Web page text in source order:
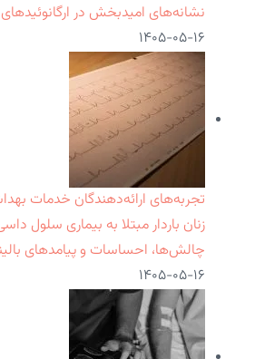
نشانه‌های امیدبخش در
۱۴۰۵-۰۵-۱۶
تجربه‌های ارائه‌دهندگان خدمات
زنان باردار مبتلا به بیماری سلول
چالش‌ها، احساسات و پیامدهای
۱۴۰۵-۰۵-۱۶